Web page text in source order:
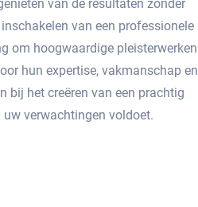
van de resultaten zonder
van een professionele
om hoogwaardige pleisterwerken
hun expertise, vakmanschap en
bij het creëren van een prachtig
verwachtingen voldoet.​